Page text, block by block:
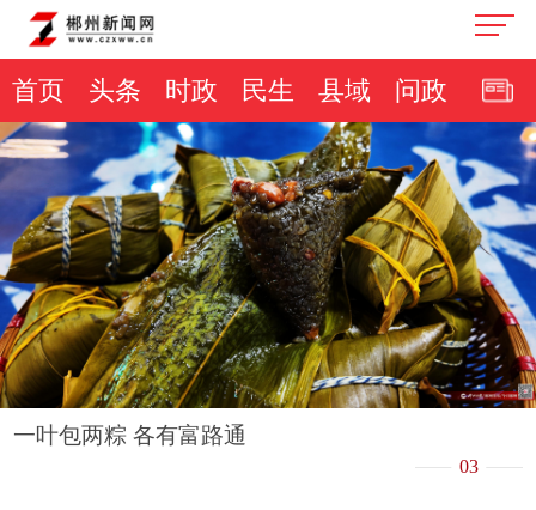
首页 头条 时政 民生 县域 问政
一叶包两粽 各有富路通
03